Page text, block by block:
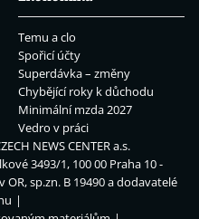
Temu a clo
Spořicí účty
Superdávka – změny
Chybějící roky k důchodu
Minimální mzda 2027
Vedro v práci
NEWS CENTER a.s.
3493/1, 100 00 Praha 10 -
OR, sp.zn. B 19490 a dodavatelé